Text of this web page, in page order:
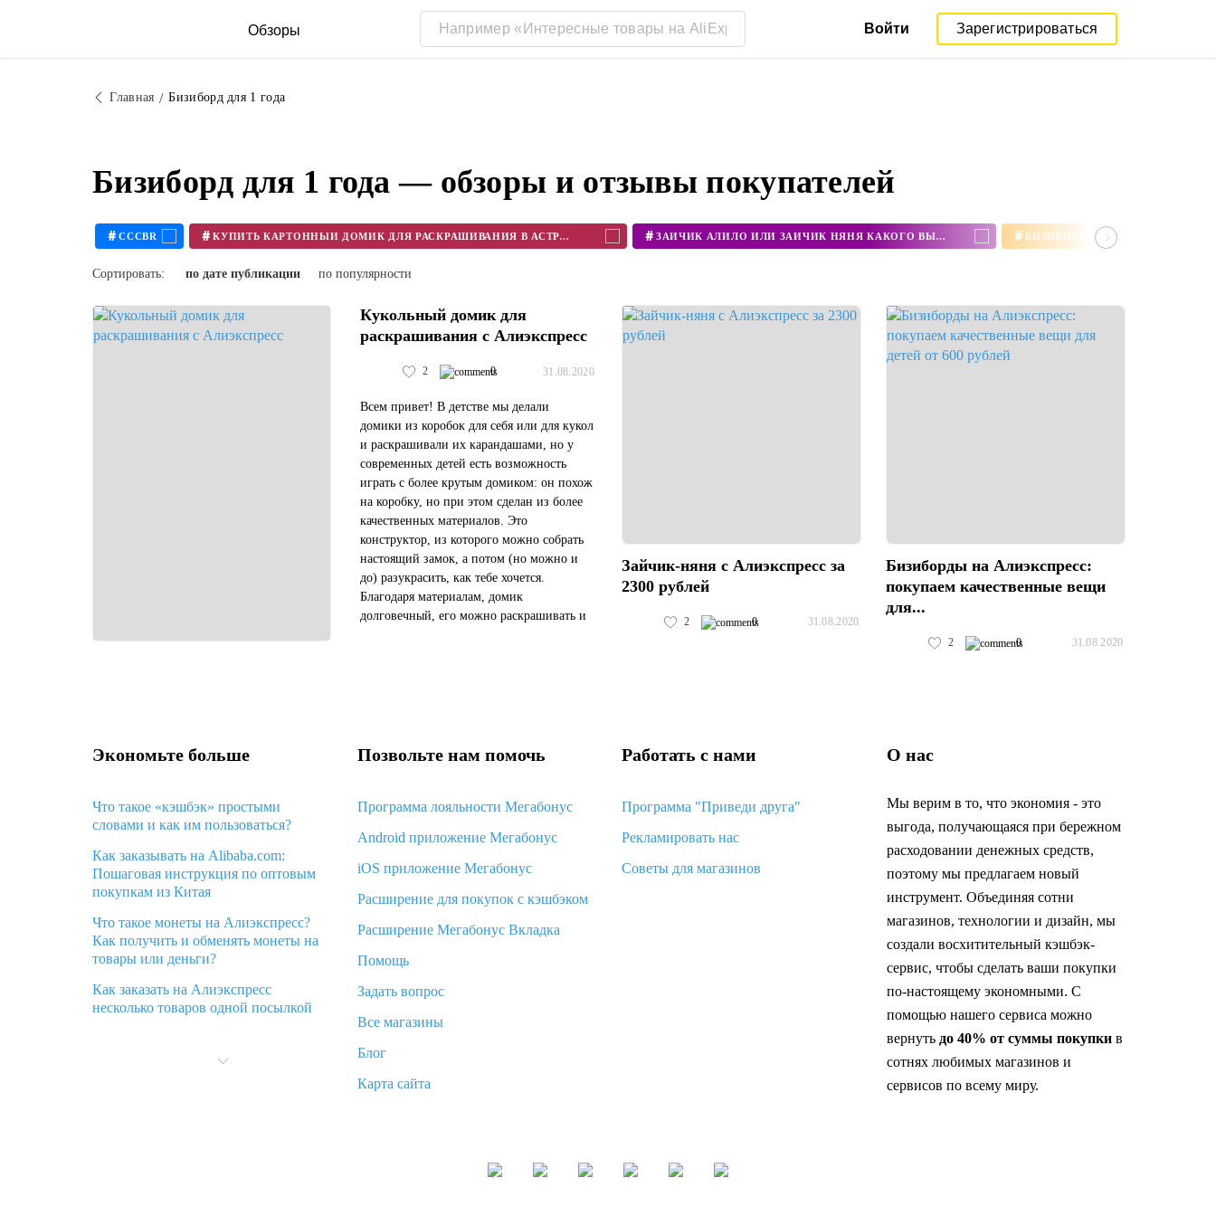
Обзоры Войти Зарегистрироваться
Главная Бизиборд для 1 года
Бизиборд для 1 года — обзоры и отзывы покупателей
# CCCBR # КУПИТЬ КАРТОННЫЙ ДОМИК ДЛЯ РАСКРАШИВАНИЯ В АСТРАХАНИ # ЗАЙЧИК АЛИЛО ИЛИ ЗАЙЧИК НЯНЯ КАКОГО ВЫБРАТЬ #
Сортировать: по дате публикации по популярности
Кукольный домик для
раскрашивания с Алиэкспресс
2 0 31.08.2020
Всем привет! В детстве мы делали
домики из коробок для себя или для кукол
и раскрашивали их карандашами, но у
современных детей есть возможность
играть с более крутым домиком: он похож
на коробку, но при этом сделан из более
качественных материалов. Это
конструктор, из которого можно собрать
настоящий замок, а потом (но можно и
до) разукрасить, как тебе хочется.
Благодаря материалам, домик
долговечный, его можно раскрашивать и
Зайчик-няня с Алиэкспресс за
2300 рублей
2 0 31.08.2020
Бизиборды на Алиэкспресс:
покупаем качественные вещи
для...
2 0 31.08.2020
Экономьте больше
Что такое «кэшбэк» простыми
словами и как им пользоваться?
Как заказывать на Alibaba.com:
Пошаговая инструкция по оптовым
покупкам из Китая
Что такое монеты на Алиэкспресс?
Как получить и обменять монеты на
товары или деньги?
Как заказать на Алиэкспресс
несколько товаров одной посылкой
Алиэкспресс и что делать?
Позвольте нам помочь
Программа лояльности Мегабонус
Android приложение Мегабонус
iOS приложение Мегабонус
Расширение для покупок с кэшбэком
Расширение Мегабонус Вкладка
Помощь
Задать вопрос
Все магазины
Блог
Карта сайта
Работать с нами
Программа "Приведи друга"
Рекламировать нас
Советы для магазинов
О нас
Мы верим в то, что экономия - это
выгода, получающаяся при бережном
расходовании денежных средств,
поэтому мы предлагаем новый
инструмент. Объединяя сотни
магазинов, технологии и дизайн, мы
создали восхитительный кэшбэк-
сервис, чтобы сделать ваши покупки
по-настоящему экономными. С
помощью нашего сервиса можно
вернуть до 40% от суммы покупкив
сотнях любимых магазинов и
сервисов по всему миру.